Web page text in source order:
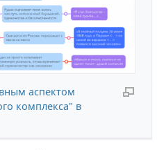
аспектом
комплекса" в